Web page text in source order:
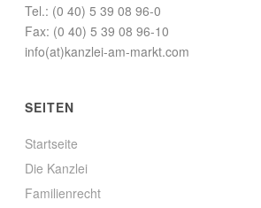
Tel.: (0 40) 5 39 08 96-0
Fax: (0 40) 5 39 08 96-10
info(at)kanzlei-am-markt.com
SEITEN
Startseite
Die Kanzlei
Familienrecht